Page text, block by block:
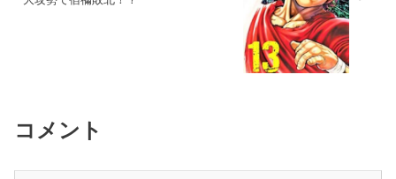
コメント